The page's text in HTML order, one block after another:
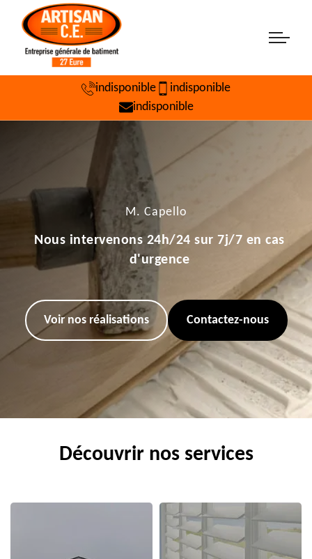
indisponible
indisponible
indisponible
M. Capello
Nous intervenons 24h/24 sur 7j/7 en cas
d'urgence
Voir nos réalisations Contactez-nous
Découvrir nos services